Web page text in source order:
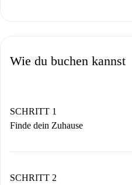
Wie du buchen kannst
SCHRITT 1
Finde dein Zuhause
Du erhältst alle
SCHRITT 2